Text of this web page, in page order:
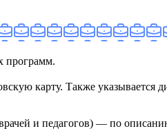
программ.
карту. Также указывается
и педагогов) — по